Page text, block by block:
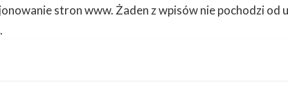
stron www. Żaden z wpisów nie pochodzi